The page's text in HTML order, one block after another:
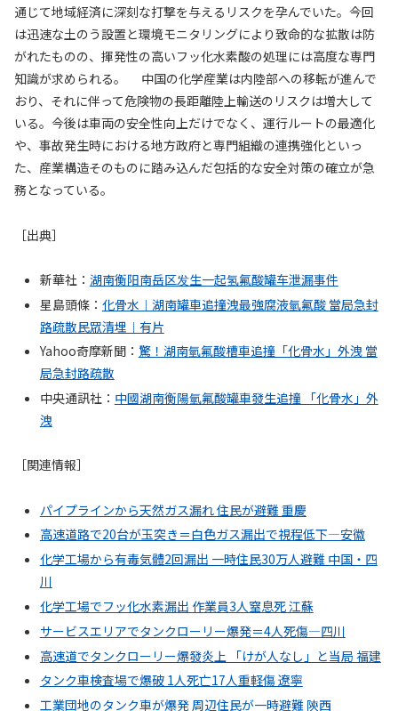
通じて地域経済に深刻な打撃を与えるリスクを孕んでいた。今回
は迅速な土のう設置と環境モニタリングにより致命的な拡散は防
がれたものの、揮発性の高いフッ化水素酸の処理には高度な専門
知識が求められる。 中国の化学産業は内陸部への移転が進んで
おり、それに伴って危険物の長距離陸上輸送のリスクは増大して
いる。今後は車両の安全性向上だけでなく、運行ルートの最適化
や、事故発生時における地方政府と専門組織の連携強化といっ
た、産業構造そのものに踏み込んだ包括的な安全対策の確立が急
務となっている。
［出典］
新華社： 湖南衡阳南岳区发生一起氢氟酸罐车泄漏事件
星島頭條： 化骨水︱湖南罐車追撞洩最強腐液氫氟酸 當局急封
路疏散民眾清埋︱有片
Yahoo奇摩新聞： 驚！湖南氫氟酸槽車追撞「化骨水」外洩 當
局急封路疏散
中央通訊社： 中國湖南衡陽氫氟酸罐車發生追撞 「化骨水」外
洩
［関連情報］
パイプラインから天然ガス漏れ 住民が避難 重慶
高速道路で20台が玉突き＝白色ガス漏出で視程低下―安徽
化学工場から有毒気體2回漏出 一時住民30万人避難 中国・四
川
化学工場でフッ化水素漏出 作業員3人窒息死 江蘇
サービスエリアでタンクローリー爆発＝4人死傷―四川
高速道でタンクローリー爆發炎上 「けが人なし」と当局 福建
タンク車検査場で爆破 1人死亡17人重軽傷 遼寧
工業団地のタンク車が爆発 周辺住民が一時避難 陝西